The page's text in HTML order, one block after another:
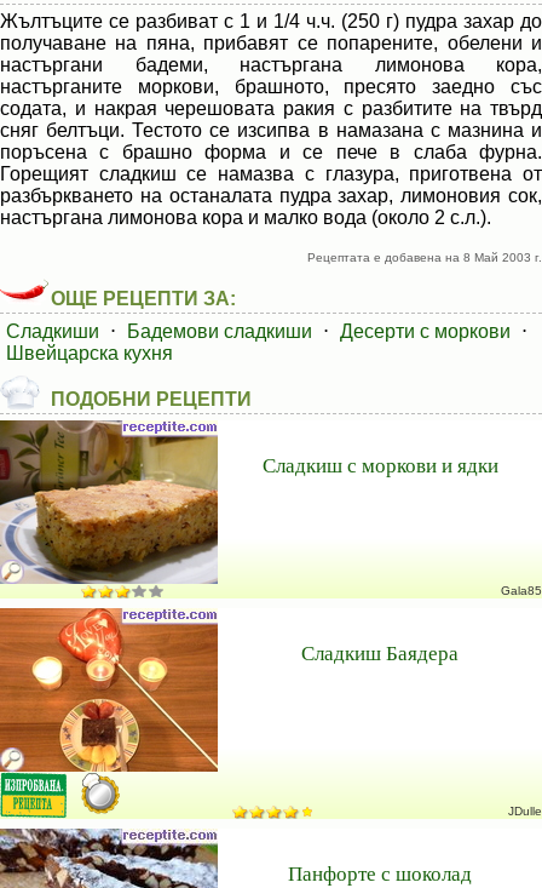
Жълтъците се разбиват с 1 и 1/4 ч.ч. (250 г) пудра захар до
получаване на пяна, прибавят се попарените, обелени и
настъргани бадеми, настъргана лимонова кора,
настърганите моркови, брашното, пресято заедно със
содата, и накрая черешовата ракия с разбитите на твърд
сняг белтъци. Тестото се изсипва в намазана с мазнина и
поръсена с брашно форма и се пече в слаба фурна.
Горещият сладкиш се намазва с глазура, приготвена от
разбъркването на останалата пудра захар, лимоновия сок,
настъргана лимонова кора и малко вода (около 2 с.л.).
Рецептата е добавена на 8 Май 2003 г.
ОЩЕ РЕЦЕПТИ ЗА:
Сладкиши
⋅ Бадемови сладкиши ⋅ Десерти с моркови
⋅
Швейцарска кухня
ПОДОБНИ РЕЦЕПТИ
Сладкиш с моркови и ядки
Gala85
Сладкиш Баядера
JDulle
Панфорте с шоколад